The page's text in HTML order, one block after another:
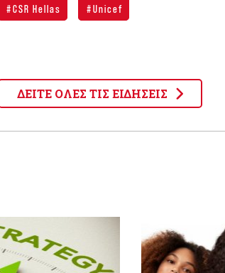
CSR Hellas Unicef
ΔΕΙΤΕ ΟΛΕΣ ΤΙΣ ΕΙΔΗΣΕΙΣ